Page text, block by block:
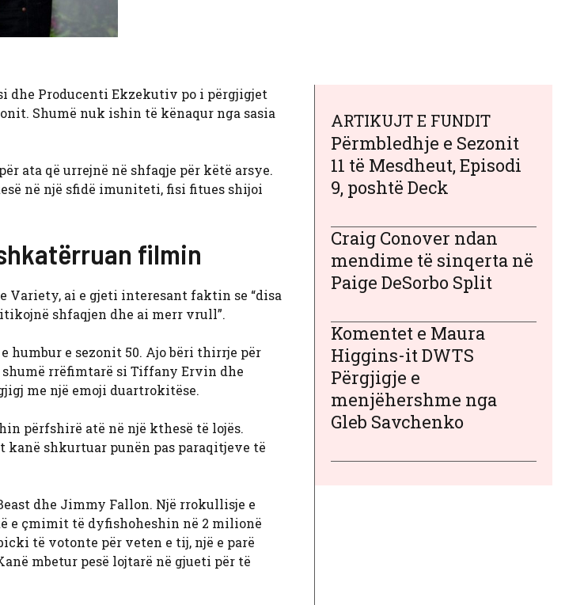
dhe Producenti Ekzekutiv po i përgjigjet
Shumë nuk ishin të kënaqur nga sasia
ata që urrejnë në shfaqje për këtë arsye.
në një sfidë imuniteti, fisi fitues shijoi
filmin
Variety, ai e gjeti interesant faktin se “disa
shfaqjen dhe ai merr vrull”.
humbur e sezonit 50. Ajo bëri thirrje për
rrëfimtarë si Tiffany Ervin dhe
me një emoji duartrokitëse.
përfshirë atë në një kthesë të lojës.
shkurtuar punën pas paraqitjeve të
dhe Jimmy Fallon. Një rrokullisje e
e çmimit të dyfishoheshin në 2 milionë
të votonte për veten e tij, një e parë
mbetur pesë lojtarë në gjueti për të
ARTIKUJT E FUNDIT
Përmbledhje e Sezonit
11 të Mesdheut, Episodi
9, poshtë Deck
Craig Conover ndan
mendime të sinqerta në
Paige DeSorbo Split
Komentet e Maura
Higgins-it DWTS
Përgjigje e
menjëhershme nga
Gleb Savchenko